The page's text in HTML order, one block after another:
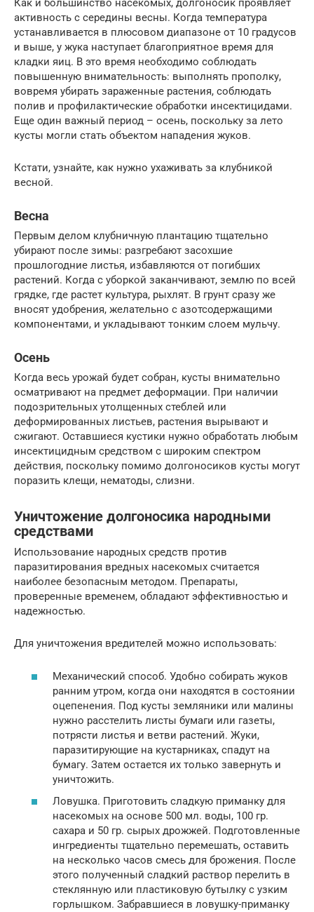
Как и большинство насекомых, долгоносик проявляет
активность с середины весны. Когда температура
устанавливается в плюсовом диапазоне от 10 градусов
и выше, у жука наступает благоприятное время для
кладки яиц. В это время необходимо соблюдать
повышенную внимательность: выполнять прополку,
вовремя убирать зараженные растения, соблюдать
полив и профилактические обработки инсектицидами.
Еще один важный период – осень, поскольку за лето
кусты могли стать объектом нападения жуков.
Кстати, узнайте, как нужно ухаживать за клубникой
весной.
Весна
Первым делом клубничную плантацию тщательно
убирают после зимы: разгребают засохшие
прошлогодние листья, избавляются от погибших
растений. Когда с уборкой заканчивают, землю по всей
грядке, где растет культура, рыхлят. В грунт сразу же
вносят удобрения, желательно с азотсодержащими
компонентами, и укладывают тонким слоем мульчу.
Осень
Когда весь урожай будет собран, кусты внимательно
осматривают на предмет деформации. При наличии
подозрительных утолщенных стеблей или
деформированных листьев, растения вырывают и
сжигают. Оставшиеся кустики нужно обработать любым
инсектицидным средством с широким спектром
действия, поскольку помимо долгоносиков кусты могут
поразить клещи, нематоды, слизни.
Уничтожение долгоносика народными
средствами
Использование народных средств против
паразитирования вредных насекомых считается
наиболее безопасным методом. Препараты,
проверенные временем, обладают эффективностью и
надежностью.
Для уничтожения вредителей можно использовать:
Механический способ. Удобно собирать жуков
ранним утром, когда они находятся в состоянии
оцепенения. Под кусты земляники или малины
нужно расстелить листы бумаги или газеты,
потрясти листья и ветви растений. Жуки,
паразитирующие на кустарниках, спадут на
бумагу. Затем остается их только завернуть и
уничтожить.
Ловушка. Приготовить сладкую приманку для
насекомых на основе 500 мл. воды, 100 гр.
сахара и 50 гр. сырых дрожжей. Подготовленные
ингредиенты тщательно перемешать, оставить
на несколько часов смесь для брожения. После
этого полученный сладкий раствор перелить в
стеклянную или пластиковую бутылку с узким
горлышком. Забравшиеся в ловушку-приманку